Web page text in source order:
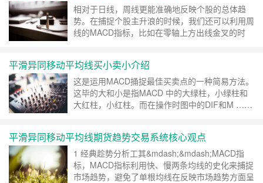
相对于日线，周线更能准确地反映个股的总体趋
势。在捕捉个股主升浪的时候，我们还可以利用周
线的MACD指标，比如在零轴上方出线金叉的时
平滑异同移动平均线买小卖小介绍
这是运用MACD捅捉最佳买卖点的一种简易方法。
这毕的大和小是指MACD 中的大绿柱，小绿柱和
大红柱，小红柱。而在操作时图中的DIF和M ……
平滑异同移动平均线期货趋势交易系统核心观点
1 经典趁势分析工其&mdash;&mdash;MACD指
标，MACD指标利用快、慢两条均线的史化来捕捉
市场趋势，避免了单根均线在反映市场趋势方面呈